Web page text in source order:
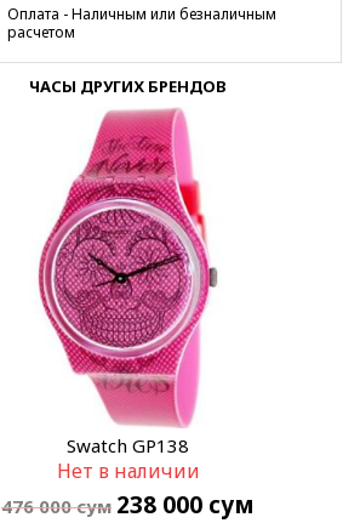
Оплата - Наличным или безналичным
расчетом
ЧАСЫ ДРУГИХ БРЕНДОВ
Swatch GP138
Нет в наличии
476 000сум 238 000 сум